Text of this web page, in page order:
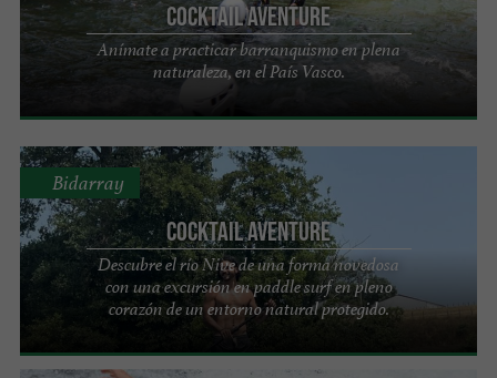
Cocktail Aventure
Anímate a practicar barranquismo en plena
naturaleza, en el País Vasco.
Cocktail Aventure
Descubre el río Nive de una forma novedosa
con una excursión en paddle surf en pleno
corazón de un entorno natural protegido.
Bidarray